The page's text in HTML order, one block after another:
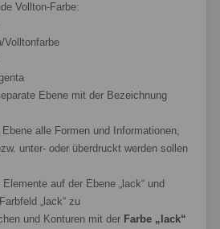
Vollton-Farbe:
Volltonfarbe
Ebene mit der Bezeichnung
alle Formen und Informationen,
unter- oder überdruckt werden sollen
auf der Ebene „lack“ und
„lack“ zu
und Konturen mit der Farbe „lack“